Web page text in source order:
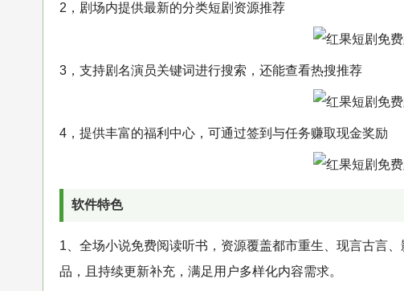
2，剧场内提供最新的分类短剧资源推荐
3，支持剧名演员关键词进行搜索，还能查看热搜推荐
4，提供丰富的福利中心，可通过签到与任务赚取现金奖励
软件特色
1、全场小说免费阅读听书，资源覆盖都市重生、现言古言
品，且持续更新补充，满足用户多样化内容需求。